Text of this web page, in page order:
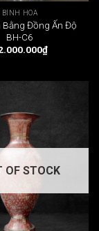
BÌNH HOA
Bằng Đồng Ấn Độ
BH-C6
₫
OF STOCK